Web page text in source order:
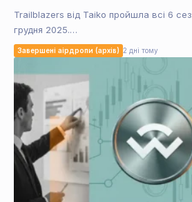
Trailblazers від Taiko пройшла всі 6
грудня 2025.…
Завершені аірдропи (архів) 2 дні тому